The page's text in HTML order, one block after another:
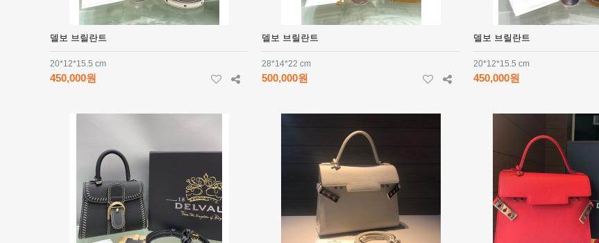
델보 브릴란트
20*12*15.5 cm
450,000원
델보 브릴란트
28*14*22 cm
500,000원
델보 브릴란트
20*12*15.5 cm
450,000원